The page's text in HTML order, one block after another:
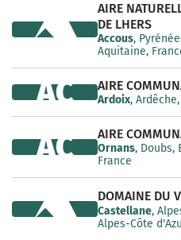
AIRE
DE LHERS
Accous,
Aquitaine,
AIRE
Ardoix,
AC
AIRE
Ornans, Doubs,
France
AC
DOMAINE DU
Castellane,
Alpes-Côte